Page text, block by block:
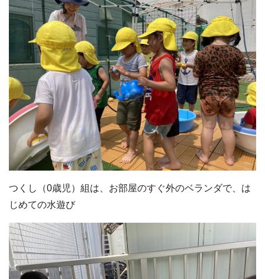
つくし（0歳児）組は、お部屋のすぐ外のベランダで、は
じめての水遊び